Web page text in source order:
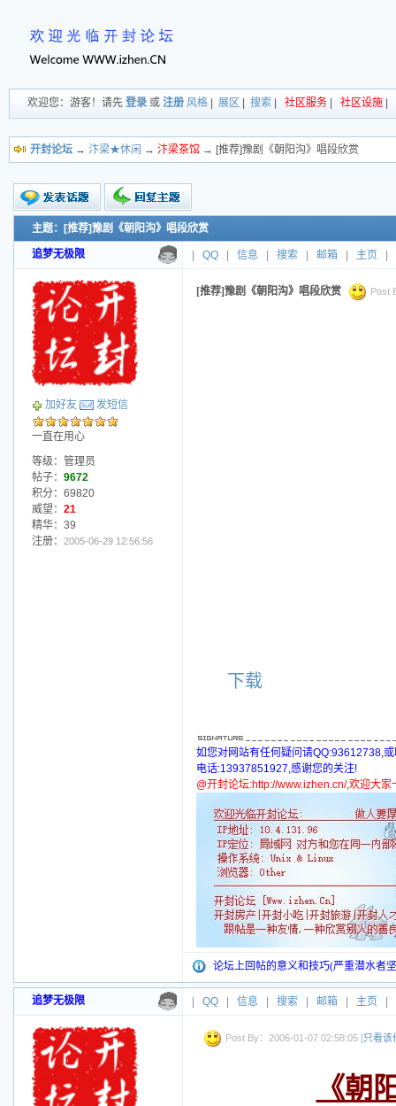
欢迎您：游客！请先 登录 或 注册 风格 展区 搜索 社区服务 社区设施
开封论坛 → 汴梁★休闲 → 汴梁茶馆 → [推荐]豫剧《朝阳沟》唱段欣赏
新的主题
投票帖
交易帖
小字报
主题：[推荐]豫剧《朝阳沟》唱段欣赏
追梦无极限 QQ 信息 搜索 邮箱 主页
加好友 发短信
一直在用心
等级：管理员
帖子： 9672
积分：69820
威望： 21
精华：39
注册： 2005-06-29 12:56:56
[推荐]豫剧《朝阳沟》唱段欣赏 Post
下载
如您对网站有任何疑问请QQ:93612738,
电话:13937851927,感谢您的关注!
@开封论坛:http://www.izhen.cn/,欢迎大家
论坛上回帖的意义和技巧(严重潜水者
追梦无极限 QQ 信息 搜索 邮箱 主页
Post By：2006-01-07 02:58:05 [只看该
《朝